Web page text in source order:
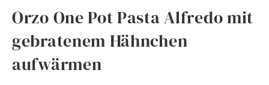
Orzo One Pot Pasta Alfredo mit
gebratenem Hähnchen
aufwärmen